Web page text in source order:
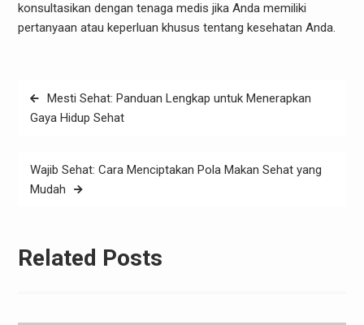
konsultasikan dengan tenaga medis jika Anda memiliki
pertanyaan atau keperluan khusus tentang kesehatan Anda.
Post
navigation
Mesti Sehat: Panduan Lengkap untuk Menerapkan
Gaya Hidup Sehat
Wajib Sehat: Cara Menciptakan Pola Makan Sehat yang
Mudah
Related Posts